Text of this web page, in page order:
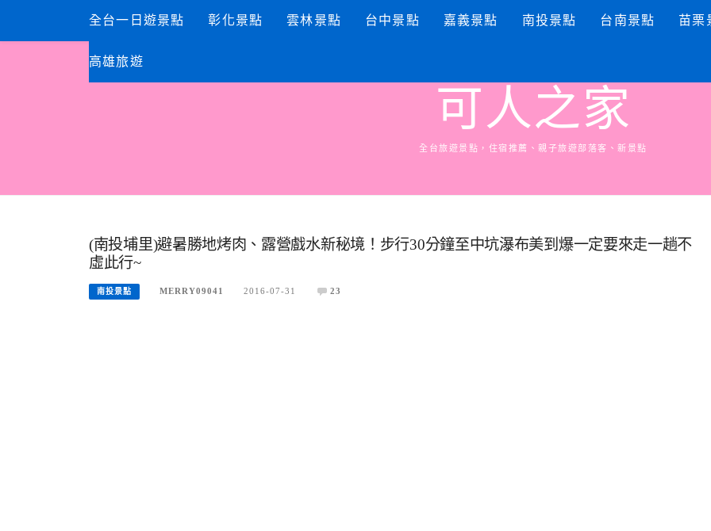
content
全台一日遊景點 彰化景點 雲林景點 台中景點 嘉義景點 南投景點 台南景點 苗栗
高雄旅遊
可人之家
全台旅遊景點，住宿推薦、親子旅遊部落客、新景點
(南投埔里)避暑勝地烤肉、露營戲水新秘境！步行30分鐘至中坑瀑布美到爆一定要來走一趟不
虛此行~
南投景點 MERRY09041 2016-07-31 23